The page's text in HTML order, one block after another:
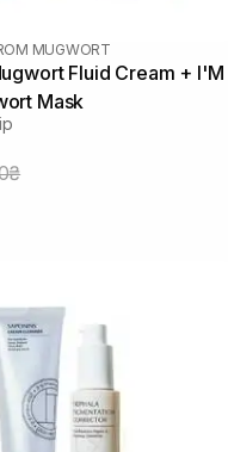
MUGWORT
Fluid Cream + I'M
Mask